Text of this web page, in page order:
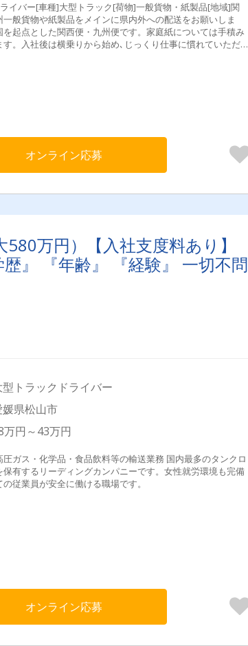
イバー[車種]大型トラック[荷物]一般貨物・紙製品[地域]関
一般貨物や紙製品をメインに県内外への配送をお願いしま
を起点とした関西便・九州便です。家庭紙については手積み
す。入社後は横乗りから始め､じっくり仕事に慣れていただき
新のシステムを導入することで仕事の負担軽減を実現！
代・50代活躍中
オンライン応募
万円）【入社支度料あり】
』 『年齢』 『経験』 一切不問
型トラックドライバー
媛県松山市
万円～43万円
圧ガス・化学品・食品飲料等の輸送業務 国内最多のタンクロ
保有するリーディングカンパニーです。女性就労環境も完備
の従業員が安全に働ける職場です。
オンライン応募